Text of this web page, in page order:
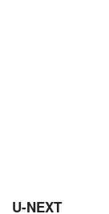
U-NEXT